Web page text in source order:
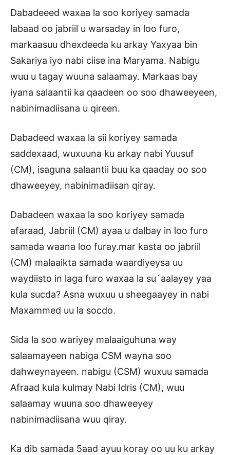
Dabadeeed waxaa la soo koriyey samada
labaad oo jabriil u warsaday in loo furo,
markaasuu dhexdeeda ku arkay Yaxyaa bin
Sakariya iyo nabi ciise ina Maryama. Nabigu
wuu u tagay wuuna salaamay. Markaas bay
iyana salaantii ka qaadeen oo soo dhaweeyeen,
nabinimadiisana u qireen.
Dabadeed waxaa la sii koriyey samada
saddexaad, wuxuuna ku arkay nabi Yuusuf
(CM), isaguna salaantii buu ka qaaday oo soo
dhaweeyey, nabinimadiisan qiray.
Dabadeen waxaa la soo koriyey samada
afaraad, Jabriil (CM) ayaa u dalbay in loo furo
samada waana loo furay.mar kasta oo jabriil
(CM) malaaikta samada waardiyeysa uu
waydiisto in laga furo waxaa la su´aalayey yaa
kula sucda? Asna wuxuu u sheegaayey in nabi
Maxammed uu la socdo.
Sida la soo wariyey malaaiguhuna way
salaamayeen nabiga CSM wayna soo
dahweynayeen. nabigu (CSM) wuxuu samada
Afraad kula kulmay Nabi Idris (CM), wuu
salaamay wuuna soo dhaweeyey
nabinimadiisana wuu qiray.
Ka dib samada 5aad ayuu koray oo uu ku arkay